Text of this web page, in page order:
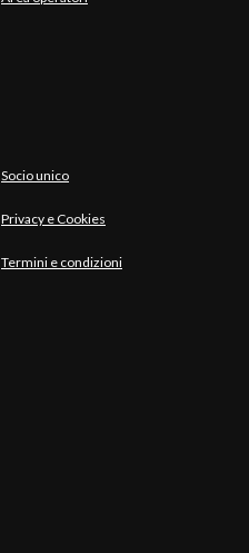
Socio unico
Privacy e Cookies
Termini e condizioni